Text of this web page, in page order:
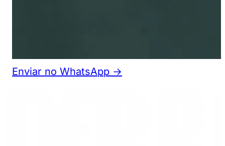
Enviar no WhatsApp →